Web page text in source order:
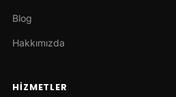
Blog
Hakkımızda
HIZMETLER